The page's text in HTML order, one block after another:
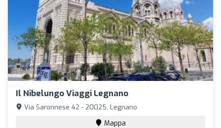
Il Nibelungo Viaggi Legnano
Via Saronnese 42 - 20025, Legnano
Mappa